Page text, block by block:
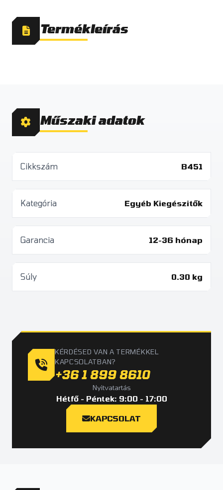
Termékleírás
Műszaki adatok
Cikkszám B451
Kategória Egyéb Kiegészitők
Garancia 12-36 hónap
Súly 0.30 kg
KÉRDÉSED VAN A TERMÉKKEL
KAPCSOLATBAN?
+36 1 899 8610
Nyitvatartás
Hétfő - Péntek: 9:00 - 17:00
KAPCSOLAT